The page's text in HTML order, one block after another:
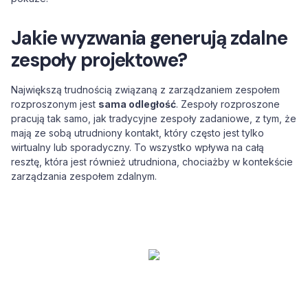
Jakie wyzwania generują zdalne
zespoły projektowe?
Największą trudnością związaną z zarządzaniem zespołem
rozproszonym jest sama odległość. Zespoły rozproszone
pracują tak samo, jak tradycyjne zespoły zadaniowe, z tym, że
mają ze sobą utrudniony kontakt, który często jest tylko
wirtualny lub sporadyczny. To wszystko wpływa na całą
resztę, która jest również utrudniona, chociażby w kontekście
zarządzania zespołem zdalnym.